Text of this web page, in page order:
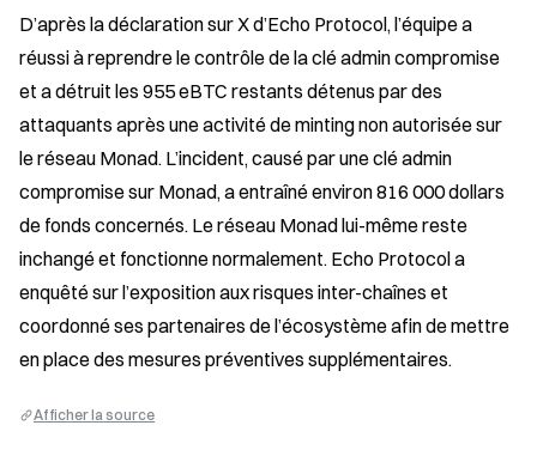
D’après la déclaration sur X d’Echo Protocol, l’équipe a
réussi à reprendre le contrôle de la clé admin compromise
et a détruit les 955 eBTC restants détenus par des
attaquants après une activité de minting non autorisée sur
le réseau Monad. L’incident, causé par une clé admin
compromise sur Monad, a entraîné environ 816 000 dollars
de fonds concernés. Le réseau Monad lui-même reste
inchangé et fonctionne normalement. Echo Protocol a
enquêté sur l’exposition aux risques inter-chaînes et
coordonné ses partenaires de l’écosystème afin de mettre
en place des mesures préventives supplémentaires.
Afficher la source